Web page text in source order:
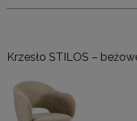
Krzesło STILOS –